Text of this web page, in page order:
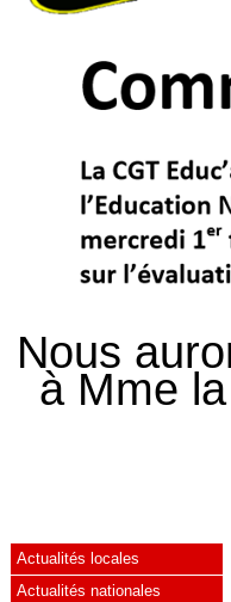
Nous
à Mme
Actualités locales
Actualités nationales